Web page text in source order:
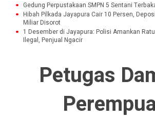
Gedung Perpustakaan SMPN 5 Sentani
Hibah Pilkada Jayapura Cair 10 Persen,
Miliar Disorot
1 Desember di Jayapura: Polisi Amankan
Ilegal, Penjual Ngacir
Petugas